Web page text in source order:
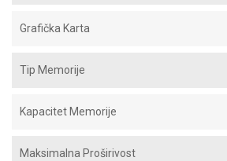
Grafička Karta
Tip Memorije
Kapacitet Memorije
Maksimalna Proširivost